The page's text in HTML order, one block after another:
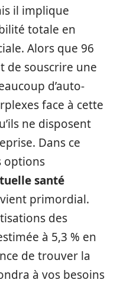
il implique
totale en
Alors que 96
de souscrire une
d’auto-
face à cette
ne disposent
Dans ce
options
santé
primordial.
des
à 5,3 % en
de trouver la
à vos besoins